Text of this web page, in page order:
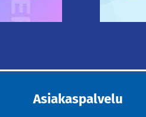
Asiakaspalvelu